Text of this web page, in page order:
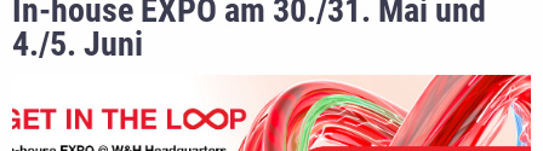
In-house EXPO am 30./31. Mai und
4./5. Juni